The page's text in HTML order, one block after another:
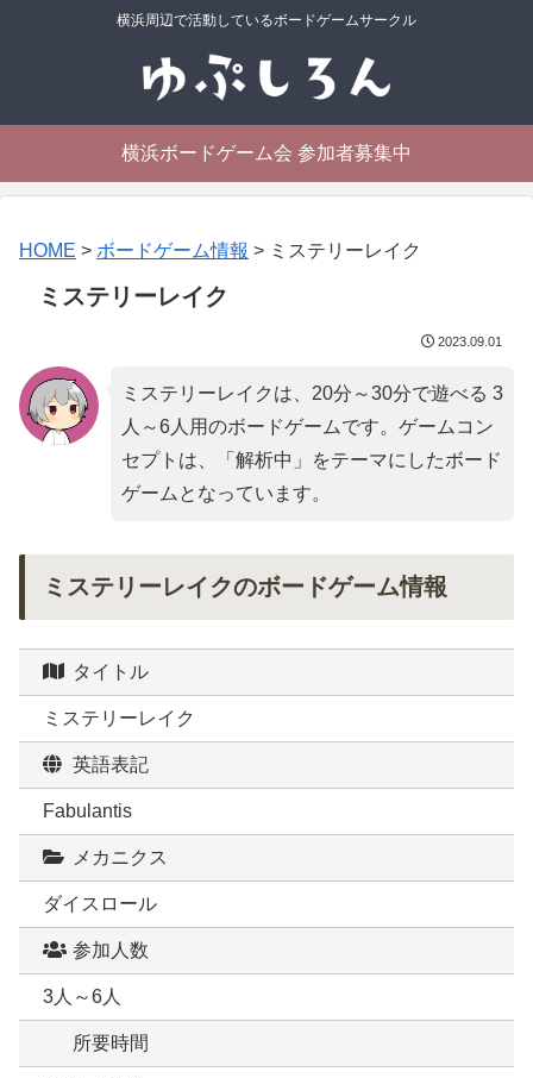
横浜周辺で活動しているボードゲームサークル
横浜ボードゲーム会 参加者募集中
HOME > ボードゲーム情報 > ミステリーレイク
ミステリーレイク
2023.09.01
ミステリーレイクは、20分～30分で遊べる 3
人～6人用のボードゲームです。ゲームコン
セプトは、「 解析中 」をテーマにしたボード
ゲームとなっています。
ミステリーレイクのボードゲーム情報
タイトル
ミステリーレイク
英語表記
Fabulantis
メカニクス
ダイスロール
参加人数
3人～6人
所要時間